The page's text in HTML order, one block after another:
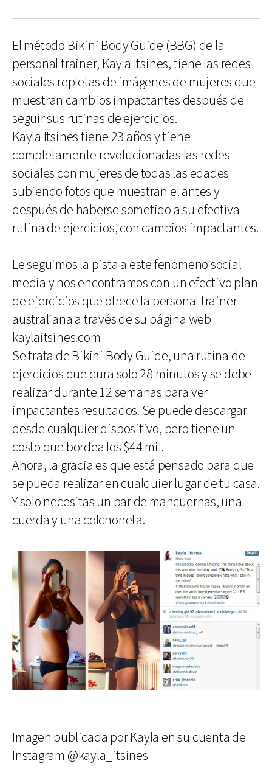
El método Bikini Body Guide (BBG) de la
personal trainer, Kayla Itsines, tiene las redes
sociales repletas de imágenes de mujeres que
muestran cambios impactantes después de
seguir sus rutinas de ejercicios.
Kayla Itsines tiene 23 años y tiene
completamente revolucionadas las redes
sociales con mujeres de todas las edades
subiendo fotos que muestran el antes y
después de haberse sometido a su efectiva
rutina de ejercicios, con cambios impactantes.
Le seguimos la pista a este fenómeno social
media y nos encontramos con un efectivo plan
de ejercicios que ofrece la personal trainer
australiana a través de su página web
kaylaitsines.com
Se trata de Bikini Body Guide, una rutina de
ejercicios que dura solo 28 minutos y se debe
realizar durante 12 semanas para ver
impactantes resultados. Se puede descargar
desde cualquier dispositivo, pero tiene un
costo que bordea los $44 mil.
Ahora, la gracia es que está pensado para que
se pueda realizar en cualquier lugar de tu casa.
Y solo necesitas un par de mancuernas, una
cuerda y una colchoneta.
Imagen publicada por Kayla en su cuenta de
Instagram @kayla_itsines